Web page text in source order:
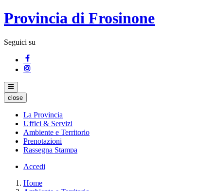
Provincia di Frosinone
Seguici su
close
La Provincia
Uffici & Servizi
Ambiente e Territorio
Prenotazioni
Rassegna Stampa
Accedi
Home